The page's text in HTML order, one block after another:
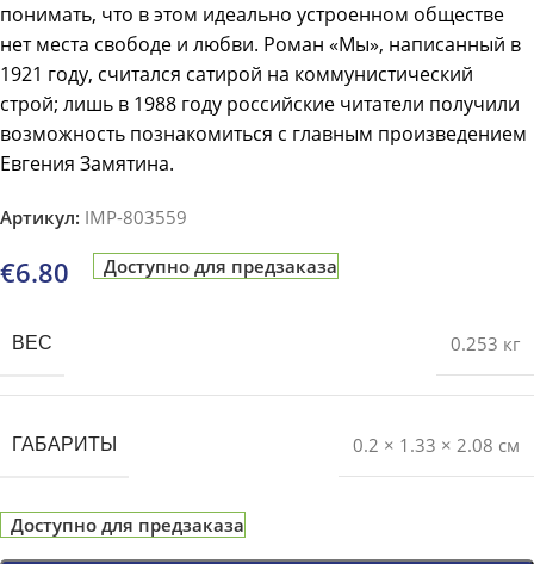
понимать, что в этом идеально устроенном обществе
нет места свободе и любви. Роман «Мы», написанный в
1921 году, считался сатирой на коммунистический
строй; лишь в 1988 году российские читатели получили
возможность познакомиться с главным произведением
Евгения Замятина.
Артикул: IMP-803559
€6.80 Доступно для предзаказа
ВЕС 0.253 кг
ГАБАРИТЫ 0.2 × 1.33 × 2.08 см
Доступно для предзаказа